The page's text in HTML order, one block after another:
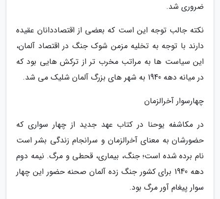
ضروری شد.
نکته جالب توجه این است که بعضی از اقتصاددانان عقیده
دارند با توجه به تخلیه مزمن شوک جنگ در اقتصاد آلمان،
این سیاست ها به مراتب مخرب تر از ترکش هایی بود که
در میانه دهه 1940 به شهر های بزرگ آلمان شلیک می شد.
چهارسوار آخرالزمان
در مکاشفه یوحنا در کتاب عهد جدید از چهار سواری که
حضورشان به معنای آخرالزمان و سرانجام زندگی بشر است
نام برده شده است؛ جنگ، بیماری، قحطی و مرگ. نیمه دوم
دهه 1940 برای کشور جنگ زده آلمان صحنه حضور این چهار
سوار پیغام آور مرگ بود.